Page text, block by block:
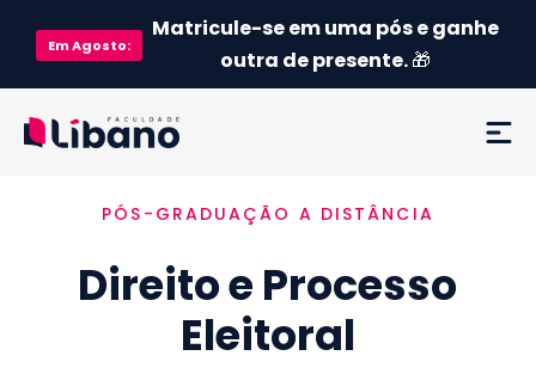
EmAgosto:
Matricule-se em uma pós e ganhe
outra de presente.🎁
Ementa
Como funciona
Credenciamento MEC
PÓS-GRADUAÇÃO A DISTÂNCIA
Direito e Processo
Eleitoral